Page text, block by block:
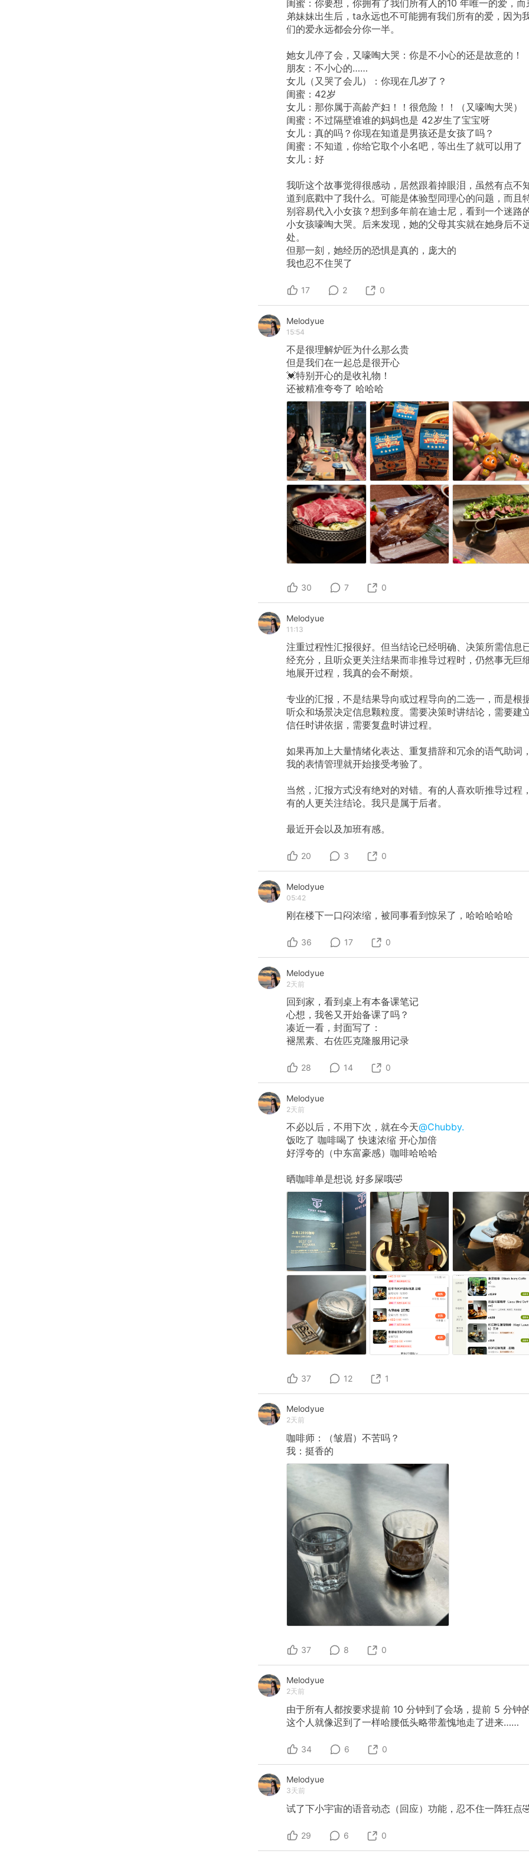
闺蜜：你要想，你拥有了我们所有人的10 年唯一的爱，而
弟妹妹出生后，ta永远也不可能拥有我们所有的爱，因为
们的爱永远都会分你一半。
她女儿停了会，又嚎啕大哭：你是不小心的还是故意的！
朋友：不小心的……
女儿（又哭了会儿）：你现在几岁了？
闺蜜：42岁
女儿：那你属于高龄产妇！！很危险！！（又嚎啕大哭）
闺蜜：不过隔壁谁谁的妈妈也是 42岁生了宝宝呀
女儿：真的吗？你现在知道是男孩还是女孩了吗？
闺蜜：不知道，你给它取个小名吧，等出生了就可以用了
女儿：好
我听这个故事觉得很感动，居然跟着掉眼泪，虽然有点不
道到底戳中了我什么。可能是体验型同理心的问题，而且
别容易代入小女孩？想到多年前在迪士尼，看到一个迷路
小女孩嚎啕大哭。后来发现，她的父母其实就在她身后不
处。
但那一刻，她经历的恐惧是真的，庞大的
我也忍不住哭了
17 2 0
Melodyue
15:54
不是很理解炉匠为什么那么贵
但是我们在一起总是很开心
💓特别开心的是收礼物！
还被精准夸夸了 哈哈哈
30 7 0
Melodyue
11:13
注重过程性汇报很好。但当结论已经明确、决策所需信息
经充分，且听众更关注结果而非推导过程时，仍然事无巨
地展开过程，我真的会不耐烦。
专业的汇报，不是结果导向或过程导向的二选一，而是根
听众和场景决定信息颗粒度。需要决策时讲结论，需要建
信任时讲依据，需要复盘时讲过程。
如果再加上大量情绪化表达、重复措辞和冗余的语气助词，
我的表情管理就开始接受考验了。
当然，汇报方式没有绝对的对错。有的人喜欢听推导过程，
有的人更关注结论。我只是属于后者。
最近开会以及加班有感。
20 3 0
Melodyue
05:42
刚在楼下一口闷浓缩，被同事看到惊呆了，哈哈哈哈哈
36 17 0
Melodyue
2天前
回到家，看到桌上有本备课笔记
心想，我爸又开始备课了吗？
凑近一看，封面写了：
褪黑素、右佐匹克隆服用记录
28 14 0
Melodyue
2天前
不必以后，不用下次，就在今天@Chubby.
饭吃了 咖啡喝了 快速浓缩 开心加倍
好浮夸的（中东富豪感）咖啡哈哈哈
晒咖啡单是想说 好多屎哦🤣
37 12 1
Melodyue
2天前
咖啡师：（皱眉）不苦吗？
我：挺香的
37 8 0
Melodyue
2天前
由于所有人都按要求提前 10 分钟到了会场，提前 5 分钟
这个人就像迟到了一样哈腰低头略带羞愧地走了进来……
34 6 0
Melodyue
3天前
试了下小宇宙的语音动态（回应）功能，忍不住一阵狂点
29 6 0